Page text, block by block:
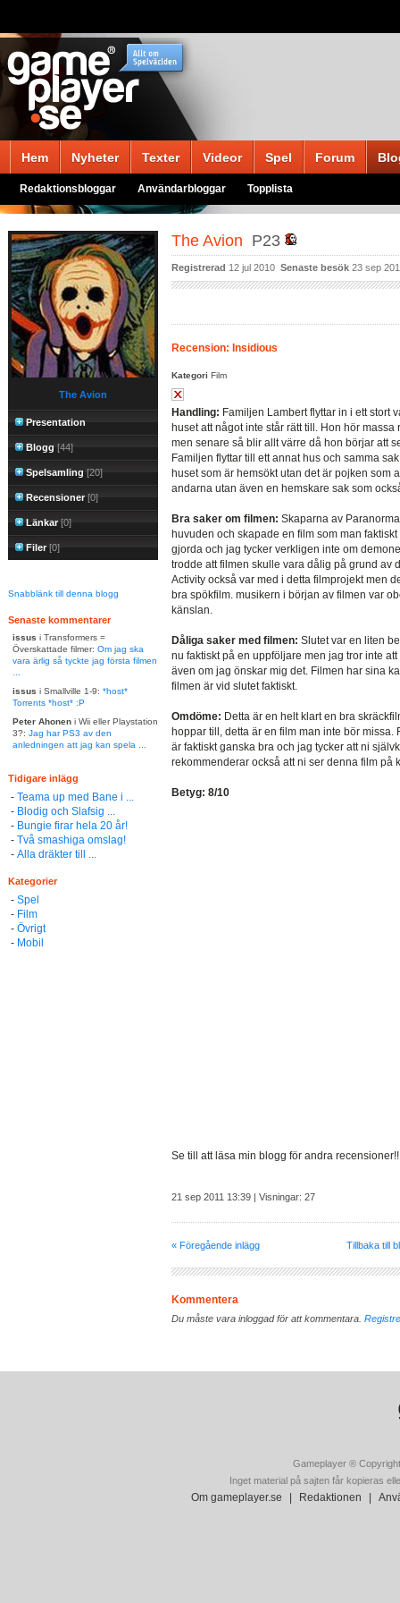
Hem Nyheter Texter Videor Spel Forum
Redaktionsbloggar Användarbloggar Topplista
The Avion
Presentation
Blogg [44]
Spelsamling [20]
Recensioner[0]
Länkar[0]
Filer[0]
Snabblänk till denna blogg
Senaste kommentarer
issus i Transformers =
Överskattade filmer: Om jag ska
vara ärlig så tyckte jag första filmen
issus i Smallville 1-9: *host*
Torrents *host* :P
Peter Ahonen i Wii eller Playstation
3?: Jag har PS3 av den
anledningen att jag kan spela ...
Tidigare inlägg
- Teama up med Bane i ...
- Blodig och Slafsig ...
- Bungie firar hela 20 år!
- Två smashiga omslag!
- Alla dräkter till ...
Kategorier
- Spel
- Film
- Övrigt
- Mobil
The Avion P23
Registrerad 12 jul 2010 Senaste besök 23 sep
Recension: Insidious
Kategori Film
Handling: Familjen Lambert flyttar in i ett stort
huset att något inte står rätt till. Hon hör
men senare så blir allt värre då hon börjar att
Familjen flyttar till ett annat hus och samma
huset som är hemsökt utan det är pojken som
andarna utan även en hemskare sak som
Bra saker om filmen: Skaparna av
huvuden och skapade en film som man
gjorda och jag tycker verkligen inte om
trodde att filmen skulle vara dålig på grund av
Activity också var med i detta filmprojekt men
bra spökfilm. musikern i början av filmen var
känslan.
Dåliga saker med filmen: Slutet var en liten
nu faktiskt på en uppföljare men jag tror inte
även om jag önskar mig det. Filmen har sina
filmen är vid slutet faktiskt.
Omdöme: Detta är en helt klart en bra
hoppar till, detta är en film man inte bör
är faktiskt ganska bra och jag tycker att ni
rekommenderar också att ni ser denna film på
Betyg: 8/10
Se till att läsa min blogg för andra
21 sep 2011 13:39 | Visningar: 27
« Föregående inlägg Tillbaka till
Kommentera
Du måste vara inloggad för att kommentara.
Gameplayer ®
Inget material på sajten får kopieras
Om gameplayer.se Redaktionen